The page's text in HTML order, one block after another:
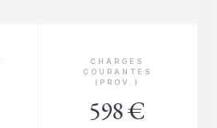
CHARGES
COURANTES
(PROV.)
598 €